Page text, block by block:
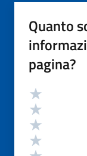
Quanto
pagina?
Valutazione